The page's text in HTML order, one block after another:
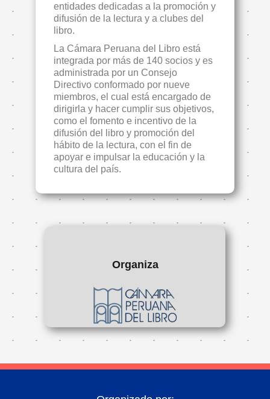
entidades dedicadas a la promoción y
difusión de la lectura y a clubes del
libro.
La Cámara Peruana del Libro está
integrada por más de 140 socios y es
administrada por un Consejo
Directivo conformado por nueve
miembros, el cual está encargado de
dirigirla y hacer cumplir sus objetivos,
como el fomento e incentivo de la
difusión del libro y promoción del
hábito de la lectura, con el fin de
apoyar e impulsar la educación y la
cultura del país.
Organiza